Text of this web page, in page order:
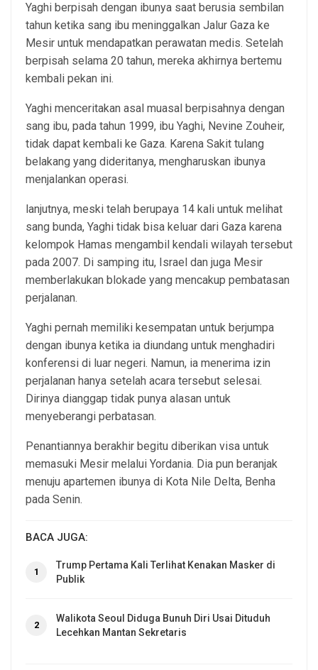
Yaghi berpisah dengan ibunya saat berusia sembilan
tahun ketika sang ibu meninggalkan Jalur Gaza ke
Mesir untuk mendapatkan perawatan medis. Setelah
berpisah selama 20 tahun, mereka akhirnya bertemu
kembali pekan ini.
Yaghi menceritakan asal muasal berpisahnya dengan
sang ibu, pada tahun 1999, ibu Yaghi, Nevine Zouheir,
tidak dapat kembali ke Gaza. Karena Sakit tulang
belakang yang dideritanya, mengharuskan ibunya
menjalankan operasi.
lanjutnya, meski telah berupaya 14 kali untuk melihat
sang bunda, Yaghi tidak bisa keluar dari Gaza karena
kelompok Hamas mengambil kendali wilayah tersebut
pada 2007. Di samping itu, Israel dan juga Mesir
memberlakukan blokade yang mencakup pembatasan
perjalanan.
Yaghi pernah memiliki kesempatan untuk berjumpa
dengan ibunya ketika ia diundang untuk menghadiri
konferensi di luar negeri. Namun, ia menerima izin
perjalanan hanya setelah acara tersebut selesai.
Dirinya dianggap tidak punya alasan untuk
menyeberangi perbatasan.
Penantiannya berakhir begitu diberikan visa untuk
memasuki Mesir melalui Yordania. Dia pun beranjak
menuju apartemen ibunya di Kota Nile Delta, Benha
pada Senin.
BACA JUGA:
1
Trump Pertama Kali Terlihat Kenakan Masker di
Publik
2
Walikota Seoul Diduga Bunuh Diri Usai Dituduh
Lecehkan Mantan Sekretaris